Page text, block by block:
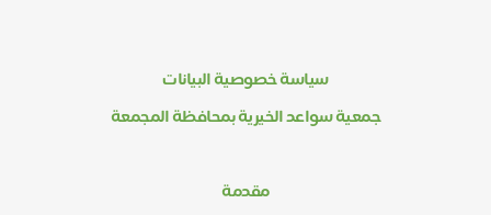
سياسة خصوصية البيانات
جمعية سواعد الخيرية بمحافظة المجمعة
مقدمة